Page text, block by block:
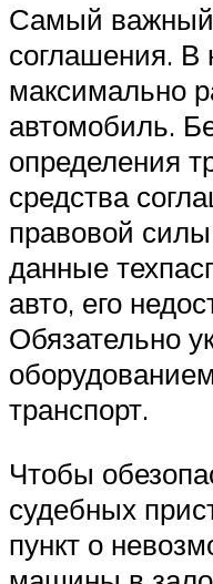
Самый
соглашения. В
максимально
автомобиль.
определения
средства
правовой
данные
авто, его
Обязательно
транспорт.
Чтобы
судебных
пункт о